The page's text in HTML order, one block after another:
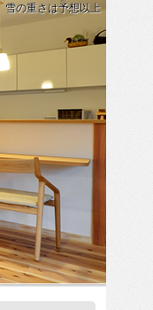
雪の重さは予想以上